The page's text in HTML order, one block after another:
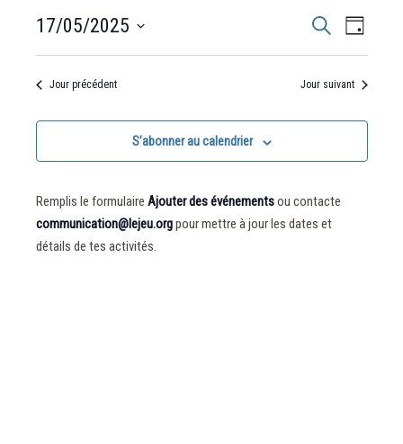
2025
Recherche
et
navigation
Évènements
Recherche
de
vues
Jour
17/05/2025
date.
Jour précédent Jour suivant
S’abonner au calendrier
Remplis le formulaire Ajouter des événementsou contacte
communication@lejeu.orgpour mettre à jour les dates et
détails de tes activités.